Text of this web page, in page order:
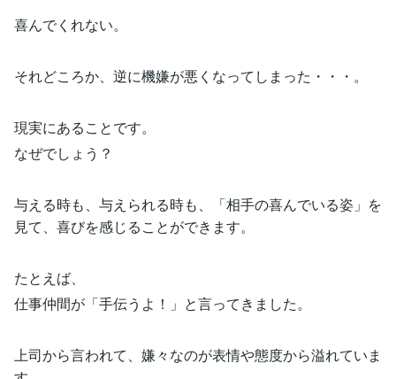
喜んでくれない。
それどころか、逆に機嫌が悪くなってしまった・・・。
現実にあることです。
なぜでしょう？
与える時も、与えられる時も、「相手の喜んでいる姿」を
見て、喜びを感じることができます。
たとえば、
仕事仲間が「手伝うよ！」と言ってきました。
上司から言われて、嫌々なのが表情や態度から溢れていま